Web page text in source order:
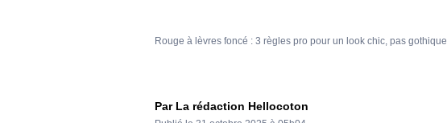
Rouge à lèvres foncé : 3 règles pro pour un look chic, pas gothique
Par La rédaction Hellocoton